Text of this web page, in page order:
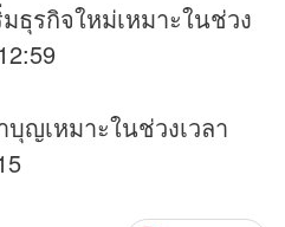
ธุรกิจใหม่เหมาะในช่วง
บุญเหมาะในช่วงเวลา